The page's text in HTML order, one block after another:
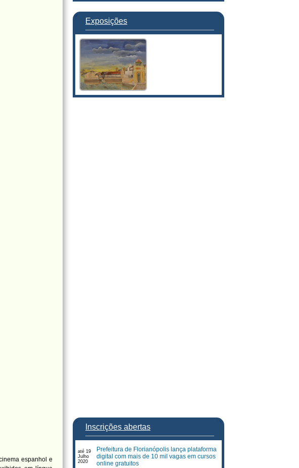
espanhol e
Exposições
Inscrições abertas
até 19
Julho
2020
Prefeitura de Florianópolis lança plataforma
digital com mais de 10 mil vagas em cursos
online gratuitos